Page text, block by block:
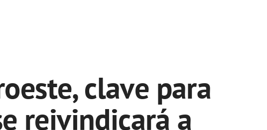
clave para
reivindicará a